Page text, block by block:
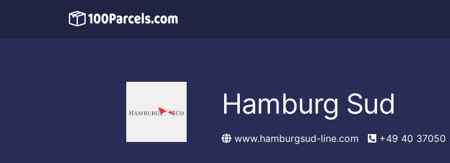
Hamburg Sud
www.hamburgsud-line.com +49 40 37050